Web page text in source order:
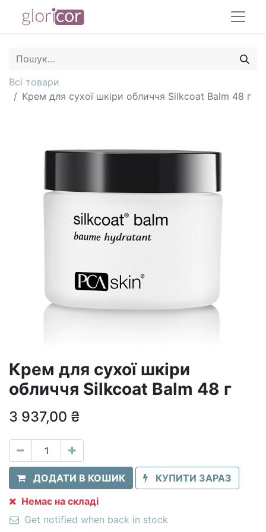
Всі товари
Крем для сухої шкіри обличчя Silkcoat Balm 48 г
Крем для сухої шкіри
обличчя Silkcoat Balm 48 г
3 937,00 ₴
ДОДАТИ В КОШИК
КУПИТИ ЗАРАЗ
Немає на складі
Get notified when back in stock